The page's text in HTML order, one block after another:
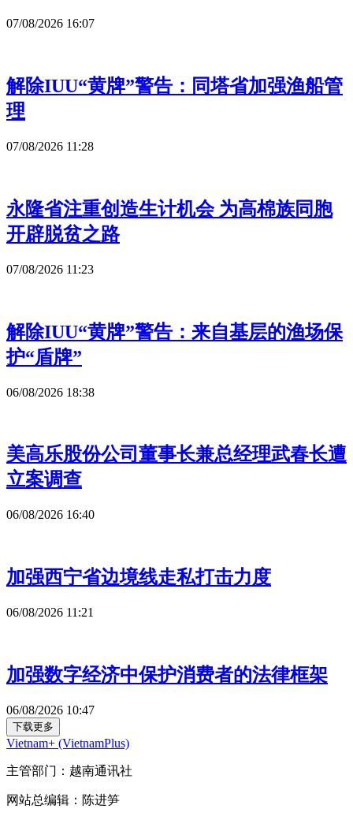
07/08/2026 16:07
解除IUU“黄牌”警告：同塔省加强渔船管
理
07/08/2026 11:28
永隆省注重创造生计机会 为高棉族同胞
开辟脱贫之路
07/08/2026 11:23
解除IUU“黄牌”警告：来自基层的渔场保
护“盾牌”
06/08/2026 18:38
美高乐股份公司董事长兼总经理武春长遭
立案调查
06/08/2026 16:40
加强西宁省边境线走私打击力度
06/08/2026 11:21
加强数字经济中保护消费者的法律框架
06/08/2026 10:47
下载更多
Vietnam+ (VietnamPlus)
主管部门：越南通讯社
网站总编辑：陈进笋